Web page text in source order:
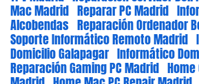
Mac Madrid Reparar PC Madrid
Alcobendas Reparación Ordenador
Soporte Informático Remoto Madrid
Domicilio Galapagar Informático
Reparación Gaming PC Madrid